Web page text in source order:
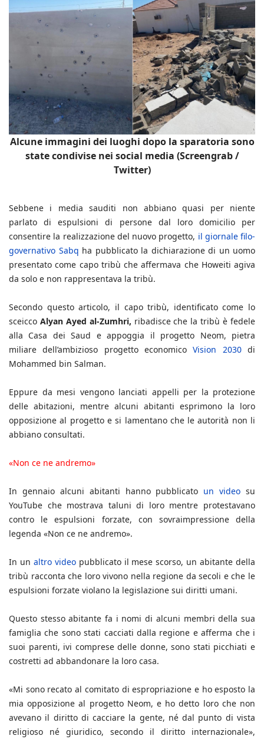
Alcune immagini dei luoghi dopo la sparatoria sono
state condivise nei social media (Screengrab /
Twitter)
Sebbene i media sauditi non abbiano quasi per niente
parlato di espulsioni di persone dal loro domicilio per
consentire la realizzazione del nuovo progetto, il giornale filo-
governativo Sabq ha pubblicato la dichiarazione di un uomo
presentato come capo tribù che affermava che Howeiti agiva
da solo e non rappresentava la tribù.
Secondo questo articolo, il capo tribù, identificato come lo
sceicco Alyan Ayed al-Zumhri, ribadisce che la tribù è fedele
alla Casa dei Saud e appoggia il progetto Neom, pietra
miliare dell’ambizioso progetto economicoVision 2030di
Mohammed bin Salman.
Eppure da mesi vengono lanciati appelli per la protezione
delle abitazioni, mentre alcuni abitanti esprimono la loro
opposizione al progetto e si lamentano che le autorità non li
abbiano consultati.
«Non ce ne andremo»
In gennaio alcuni abitanti hanno pubblicato un video su
YouTube che mostrava taluni di loro mentre protestavano
contro le espulsioni forzate, con sovraimpressione della
legenda «Non ce ne andremo».
In un altro videopubblicato il mese scorso, un abitante della
tribù racconta che loro vivono nella regione da secoli e che le
espulsioni forzate violano la legislazione sui diritti umani.
Questo stesso abitante fa i nomi di alcuni membri della sua
famiglia che sono stati cacciati dalla regione e afferma che i
suoi parenti, ivi comprese delle donne, sono stati picchiati e
costretti ad abbandonare la loro casa.
«Mi sono recato al comitato di espropriazione e ho esposto la
mia opposizione al progetto Neom, e ho detto loro che non
avevano il diritto di cacciare la gente, né dal punto di vista
religioso né giuridico, secondo il diritto internazionale»,